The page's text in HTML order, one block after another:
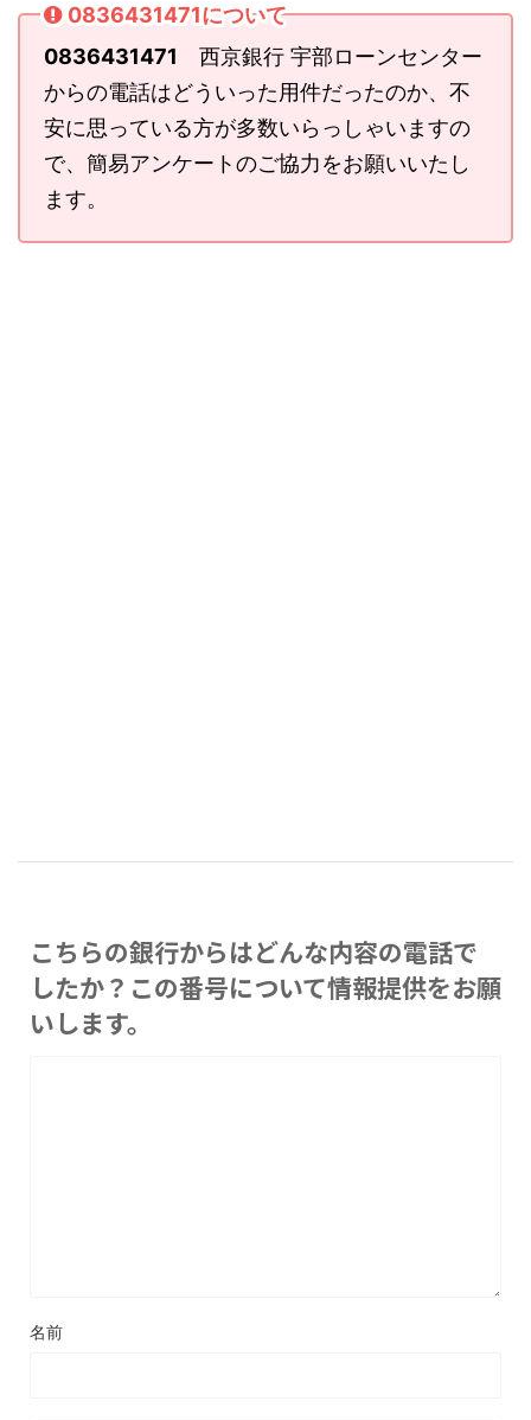
0836431471について
0836431471 西京銀行 宇部ローンセンター
からの電話はどういった用件だったのか、不
安に思っている方が多数いらっしゃいますの
で、簡易アンケートのご協力をお願いいたし
ます。
こちらの銀行からはどんな内容の電話で
したか？この番号について情報提供をお願
いします。
名前